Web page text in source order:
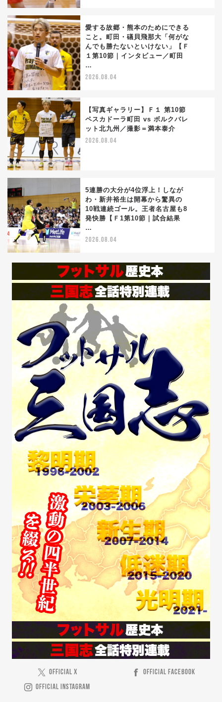
愛する故郷・熊本のためにできる
こと。町田・礒貝飛那大「何がな
んでも勝たないといけない」【Ｆ
１第10節｜インタビュー／町田
…
2026.08.04
【写真ギャラリー】Ｆ１ 第10節
ペスカドーラ町田 vs ボルクバレ
ット北九州／撮影＝満本泰介
2026.08.04
5連勝の大分が4位浮上！しなが
わ・新井裕生は開幕から驚異の
10戦連続ゴール。王者名古屋も8
発快勝【Ｆ1第10節｜試合結果
…
2026.08.04
OFFICIAL X
OFFICIAL FACEBOOK
OFFICIAL INSTAGRAM